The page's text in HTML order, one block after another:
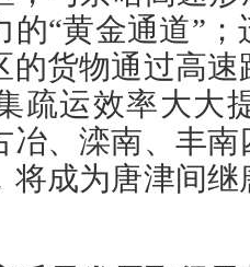
的“黄金通道”
的货物通过高
疏运效率大大
冶、滦南、丰
将成为唐津间